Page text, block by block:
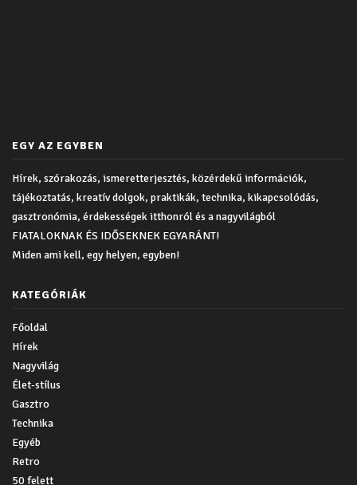
EGY AZ EGYBEN
Hírek, szórakozás, ismeretterjesztés, közérdekű információk,
tájékoztatás, kreatív dolgok, praktikák, technika, kikapcsolódás,
gasztronómia, érdekességek itthonról és a nagyvilágból
FIATALOKNAK ÉS IDŐSEKNEK EGYARÁNT!
Miden ami kell, egy helyen, egyben!
KATEGÓRIÁK
Főoldal
Hírek
Nagyvilág
Élet-stílus
Gasztro
Technika
Egyéb
Retro
50 felett